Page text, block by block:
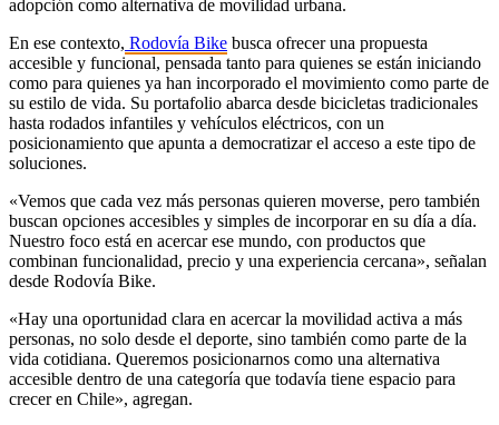
adopción como alternativa de movilidad urbana.
En ese contexto, Rodovía Bike busca ofrecer una propuesta
accesible y funcional, pensada tanto para quienes se están iniciando
como para quienes ya han incorporado el movimiento como parte de
su estilo de vida. Su portafolio abarca desde bicicletas tradicionales
hasta rodados infantiles y vehículos eléctricos, con un
posicionamiento que apunta a democratizar el acceso a este tipo de
soluciones.
«Vemos que cada vez más personas quieren moverse, pero también
buscan opciones accesibles y simples de incorporar en su día a día.
Nuestro foco está en acercar ese mundo, con productos que
combinan funcionalidad, precio y una experiencia cercana», señalan
desde Rodovía Bike.
«Hay una oportunidad clara en acercar la movilidad activa a más
personas, no solo desde el deporte, sino también como parte de la
vida cotidiana. Queremos posicionarnos como una alternativa
accesible dentro de una categoría que todavía tiene espacio para
crecer en Chile», agregan.